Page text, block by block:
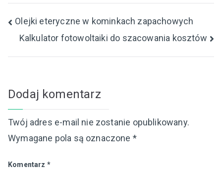
Nawigacja
wpisu
Olejki eteryczne w kominkach zapachowych
Kalkulator fotowoltaiki do szacowania kosztów
Dodaj komentarz
Twój adres e-mail nie zostanie opublikowany.
Wymagane pola są oznaczone *
Komentarz *